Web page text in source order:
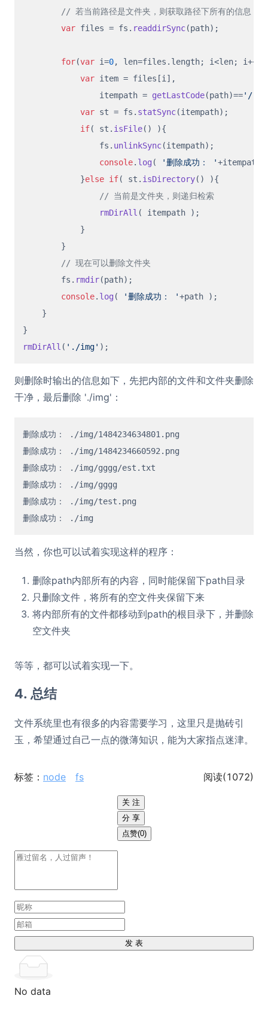
// 若当前路径是文件夹，则获取路径下所有的信息，
var files = fs. readdirSync(path);
for(var i=0, len=files. length; i<len; i++){
var item = files[i],
                itempath =
getLastCode(path)=='/'
var st = fs. statSync(itempath);
if( st. isFile() ){
                fs.
unlinkSync(itempath);
console. log ( '删除成功： '+itempath
            }
else if( st. isDirectory() ){
// 当前是文件夹，则递归检索
rmDirAll ( itempath );
            }
        }
// 现在可以删除文件夹
        fs.
rmdir(path);
console. log ( '删除成功： '+path );
    }
rmDirAll ( './img'
则删除时输出的信息如下，先把内部的文件和文件夹删除
干净，最后删除 './img'：
删除成功： ./img/1484234634801.png
删除成功： ./img/1484234660592.png
删除成功： ./img/gggg/est.txt
删除成功： ./img/gggg
删除成功： ./img/test.png
当然，你也可以试着实现这样的程序：
删除path内部所有的内容，同时能保留下path目录
只删除文件，将所有的空文件夹保留下来
将内部所有的文件都移动到path的根目录下，并删除
空文件夹
等等，都可以试着实现一下。
4. 总结
文件系统里也有很多的内容需要学习，这里只是抛砖引
玉，希望通过自己一点的微薄知识，能为大家指点迷津。
标签： node fs 阅读(1072)
关 注
分 享
点赞(0)
发 表
No data